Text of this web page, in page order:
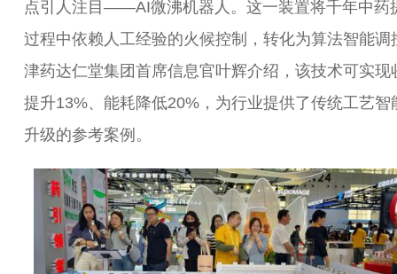
点引人注目——AI微沸机器人。这一装置将千年中药
过程中依赖人工经验的火候控制，转化为算法智能调
津药达仁堂集团首席信息官叶辉介绍，该技术可实现
提升13%、能耗降低20%，为行业提供了传统工艺智
升级的参考案例。